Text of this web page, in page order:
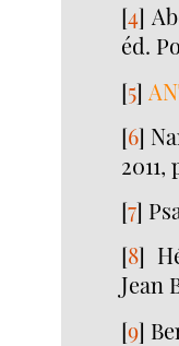
[4]
éd.
[5]
[6]
2011,
[7]
[8]
Jean
[9]